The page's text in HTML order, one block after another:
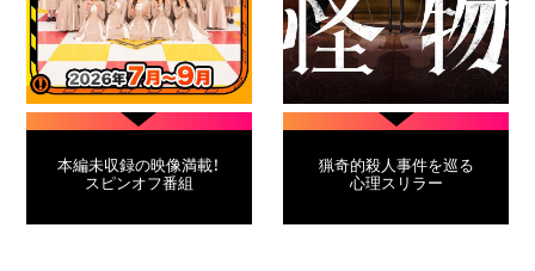
本編未収録の映像満載！
スピンオフ番組
猟奇的殺人事件を巡る
心理スリラー